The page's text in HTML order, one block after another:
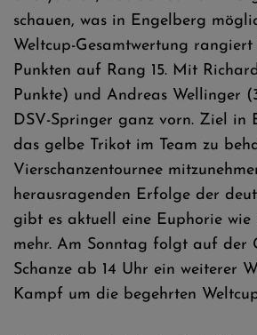
schauen, was in Engelberg
Weltcup-Gesamtwertung
Punkten auf Rang 15. Mit
Punkte) und Andreas Wellinger
DSV-Springer ganz vorn. Ziel in
das gelbe Trikot im Team zu
Vierschanzentournee
herausragenden Erfolge der
gibt es aktuell eine Euphorie wie
mehr. Am Sonntag folgt auf der
Schanze ab 14 Uhr ein weiterer
Kampf um die begehrten